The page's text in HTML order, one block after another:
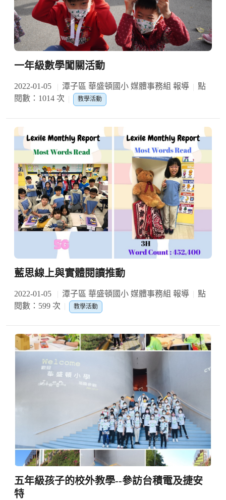
一年級數學闖關活動
2022-01-05 潭子區 華盛頓國小 媒體事務組 報導
點
閱數：1014 次
教學活動
藍思線上與實體閱讀推動
2022-01-05 潭子區 華盛頓國小 媒體事務組 報導
點
閱數：599 次
教學活動
五年級孩子的校外教學--參訪台積電及捷安
特